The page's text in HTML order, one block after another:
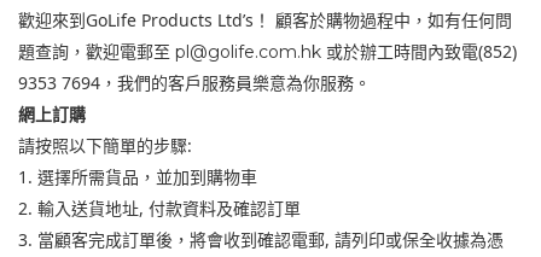
歡迎來到 GoLife Products Ltd’s ！
顧客於購物過程中，如有任何問
題查詢，歡迎電郵至 pl@golife.com.hk 或於辦工時間內致電(852)
9353 7694 ，我們的客戶服務員樂意為你服務 。
網上訂購
請按照以下簡單的步驟:
1. 選擇所需貨品，並加到購物車
2. 輸入送貨地址, 付款資料及確認訂單
3. 當顧客完成訂單後，將會收到確認電郵, 請列印或保全收據為憑